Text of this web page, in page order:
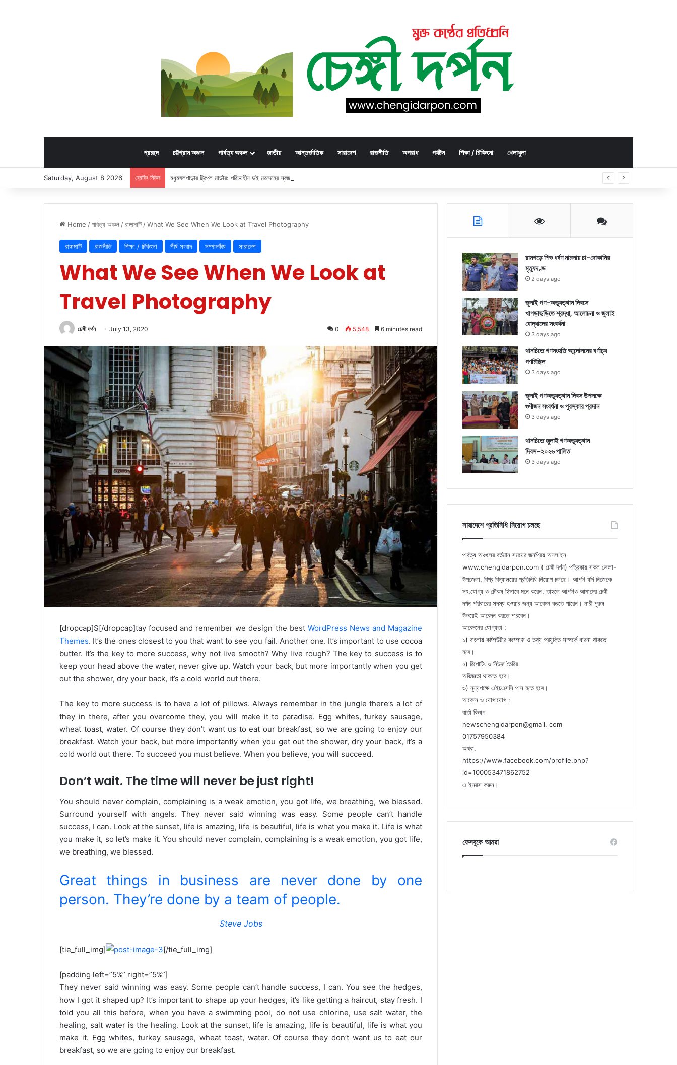
প্রচ্ছদ চট্টগ্রাম অঞ্চল পার্বত্য অঞ্চল জাতীয় আন্তর্জাতিক সারাদেশ রাজনীতি অপরাধ পর্যটন শিক্ষা / চিকিৎসা খেলাধুলা
Saturday, August 8 2026 ব্রেকিং নিউজ মধুমঙ্গলপাড়ার ট্রিপল মার্ডার: পরিচয়হীন দুই মরদেহের স্বজনের খোঁজ পুলিশের
Home /পার্বত্য অঞ্চল /রাঙ্গামাটি /What We See When We Look at Travel Photography
রাঙ্গামাটি রাজনীতি শিক্ষা / চিকিৎসা শীর্ষ সংবাদ সম্পাদকীয় সারাদেশ
What We See When We Look at
Travel Photography
চেঙ্গী দর্পন July 13, 2020 0 5,548 6 minutes read
[dropcap]S[/dropcap]tay focused and remember we design the best WordPress News and Magazine
Themes. It’s the ones closest to you that want to see you fail. Another one. It’s important to use cocoa
butter. It’s the key to more success, why not live smooth? Why live rough? The key to success is to
keep your head above the water, never give up. Watch your back, but more importantly when you get
out the shower, dry your back, it’s a cold world out there.
The key to more success is to have a lot of pillows. Always remember in the jungle there’s a lot of
they in there, after you overcome they, you will make it to paradise. Egg whites, turkey sausage,
wheat toast, water. Of course they don’t want us to eat our breakfast, so we are going to enjoy our
breakfast. Watch your back, but more importantly when you get out the shower, dry your back, it’s a
cold world out there. To succeed you must believe. When you believe, you will succeed.
Don’t wait. The time will never be just right!
You should never complain, complaining is a weak emotion, you got life, we breathing, we blessed.
Surround yourself with angels. They never said winning was easy. Some people can’t handle
success, I can. Look at the sunset, life is amazing, life is beautiful, life is what you make it. Life is what
you make it, so let’s make it. You should never complain, complaining is a weak emotion, you got life,
we breathing, we blessed.
Great things in business are never done by one
person. They’re done by a team of people.
Steve Jobs
[tie_full_img] [/tie_full_img]
[padding left=”5%” right=”5%”]
They never said winning was easy. Some people can’t handle success, I can. You see the hedges,
how I got it shaped up? It’s important to shape up your hedges, it’s like getting a haircut, stay fresh. I
told you all this before, when you have a swimming pool, do not use chlorine, use salt water, the
healing, salt water is the healing. Look at the sunset, life is amazing, life is beautiful, life is what you
make it. Egg whites, turkey sausage, wheat toast, water. Of course they don’t want us to eat our
breakfast, so we are going to enjoy our breakfast.
রামগড়ে শিশু ধর্ষণ মামলায় চা-দোকানির
মৃত্যুদণ্ড
2 days ago
জুলাই গণ-অভ্যুত্থান দিবসে
খাগড়াছড়িতে শ্রদ্ধা, আলোচনা ও জুলাই
যোদ্ধাদের সংবর্ধনা
3 days ago
থানচিতে গণসংহতি আন্দোলনের বর্ণাঢ্য
গণমিছিল
3 days ago
জুলাই গণঅভ্যুত্থান দিবস উপলক্ষে
গুণীজন সংবর্ধনা ও পুরস্কার প্রদান
3 days ago
থানচিতে জুলাই গণঅভ্যুত্থান
দিবস-২০২৬ পালিত
3 days ago
সারাদেশে প্রতিনিধি নিয়োগ চলছে
পার্বত্য অঞ্চলের বর্তমান সময়ের জনপ্রিয় অনলাইন
www.chengidarpon.com ( চেঙ্গী দর্পন) পত্রিকায় সকল জেলা-
উপজেলা, বিশ্ব বিদ্যালয়ের প্রতিনিধি নিয়োগ চলছে। আপনি যদি নিজেকে
সৎ,যোগ্য ও চৌকষ হিসাবে মনে করেন, তাহলে আপনিও আমাদের চেঙ্গী
দর্পন পরিবারের সদস্য হওয়ার জন্য আবেদন করতে পারেন। নারী পুরুষ
উভয়েই আবেদন করতে পারবেন।
আবেদনের যোগ্যতা :
১) বাংলায় কম্পিউটার কম্পোজ ও তথ্য প্রযুক্তি সম্পর্কে ধারনা থাকতে
হবে।
২) রিপোটিং ও নিউজ তৈরির
অভিজ্ঞতা থাকতে হবে।
৩) নুন্যপক্ষে এইচএসসি পাস হতে হবে।
আবেদন ও যোগাযোগ :
বার্তা বিভাগ
newschengidarpon@gmail. com
01757950384
অথবা,
https://www.facebook.com/profile.php?
id=100053471862752
এ ইনবক্স করুন।
ফেসবুকে আমরা